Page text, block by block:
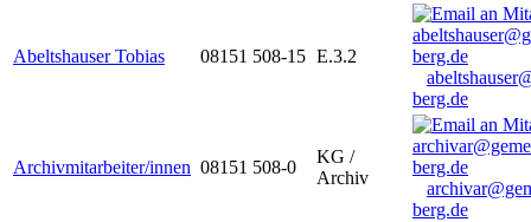
Abeltshauser Tobias 08151 508-15 E.3.2
berg.de
Archivmitarbeiter/innen 08151 508-0
KG /
Archiv
berg.de